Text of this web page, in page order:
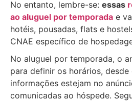
No entanto, lembre-se: essas
ao aluguel por temporada e
hotéis, pousadas, flats e
CNAE específico de
No aluguel por temporada, o
para definir os horários, desde
informações estejam no
comunicadas ao hóspede.